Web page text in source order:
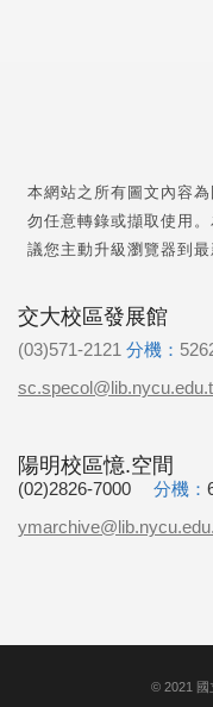
本網站之所有圖文內容
勿任意轉錄或擷取使用
議您主動升級瀏覽器到最
交大校區發展館
(03)571-2121 分機：
陽明校區憶.空間
(02)2826-7000 分機：
© 2021